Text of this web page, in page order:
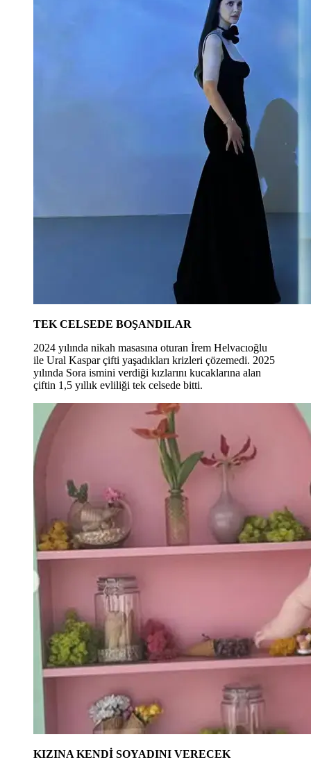
TEK CELSEDE BOŞANDILAR
2024 yılında nikah masasına oturan İrem Helvacıoğlu
ile Ural Kaspar çifti yaşadıkları krizleri çözemedi. 2025
yılında Sora ismini verdiği kızlarını kucaklarına alan
çiftin 1,5 yıllık evliliği tek celsede bitti.
KIZINA KENDİ SOYADINI VERECEK